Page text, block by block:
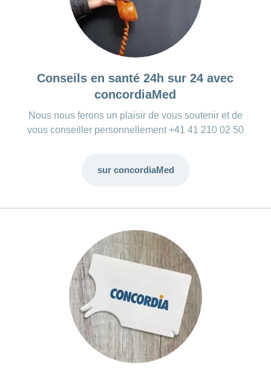
Conseils en santé 24h sur 24 avec
concordiaMed
Nous nous ferons un plaisir de vous soutenir et de
vous conseiller personnellement +41 41 210 02 50
sur concordiaMed